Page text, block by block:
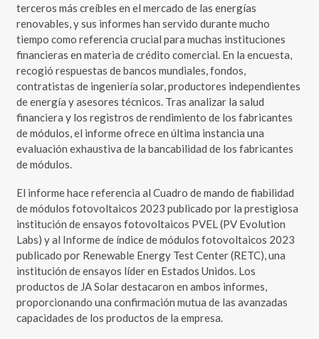
terceros más creíbles en el mercado de las energías
renovables, y sus informes han servido durante mucho
tiempo como referencia crucial para muchas instituciones
financieras en materia de crédito comercial. En la encuesta,
recogió respuestas de bancos mundiales, fondos,
contratistas de ingeniería solar, productores independientes
de energía y asesores técnicos. Tras analizar la salud
financiera y los registros de rendimiento de los fabricantes
de módulos, el informe ofrece en última instancia una
evaluación exhaustiva de la bancabilidad de los fabricantes
de módulos.
El informe hace referencia al Cuadro de mando de fiabilidad
de módulos fotovoltaicos 2023 publicado por la prestigiosa
institución de ensayos fotovoltaicos PVEL (PV Evolution
Labs) y al Informe de índice de módulos fotovoltaicos 2023
publicado por Renewable Energy Test Center (RETC), una
institución de ensayos líder en Estados Unidos. Los
productos de JA Solar destacaron en ambos informes,
proporcionando una confirmación mutua de las avanzadas
capacidades de los productos de la empresa.